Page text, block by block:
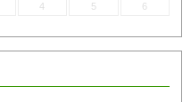
4 5 6